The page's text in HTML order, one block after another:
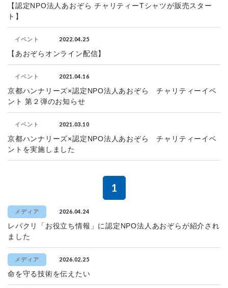
【認定NPO法人あおぞら チャリティーTシャツが販売スター
ト】
イベント 2022.04.25
【あおぞらオンライン配信】
イベント 2021.04.16
京都ハンナリーズ×認定NPO法人あおぞら チャリティーイベ
ント 第２弾のお知らせ
イベント 2021.03.10
京都ハンナリーズ×認定NPO法人あおぞら チャリティーイベ
ントを実施しました
1
メディア 2026.04.24
レバクリ「お役立ち情報」に認定NPO法人あおぞらが紹介され
ました
メディア 2026.02.25
命を守る技術を伝えたい